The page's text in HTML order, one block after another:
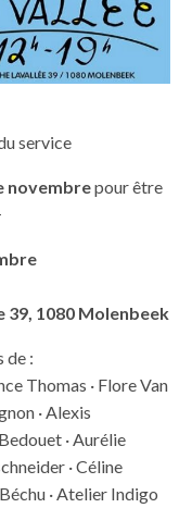
service
novembrepour être
39, 1080 Molenbeek
de :
Thomas · Flore Van
· Alexis
· Aurélie
· Céline
· Atelier Indigo